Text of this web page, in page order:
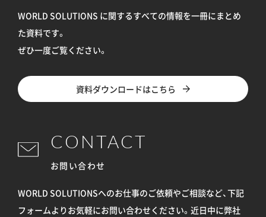
WORLD SOLUTIONS に関するすべての情報を一冊にまとめ
た資料です。
ぜひ一度ご覧ください。
資料ダウンロードはこちら
CONTACT
お問い合わせ
WORLD SOLUTIONSへのお仕事のご依頼やご相談など、下記
フォームよりお気軽にお問い合わせください。 近日中に弊社